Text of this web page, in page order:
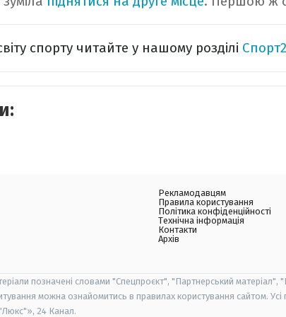
спорту читайте у нашому розділі
Рекламодавцям
Правила користування
Політика конфіденційності
Технічна інформація
Контакти
Архів
позначені словами "Спецпроєкт", "Партнерський матеріал",
можна ознайомитись в правилах користування сайтом.
24 Канал.